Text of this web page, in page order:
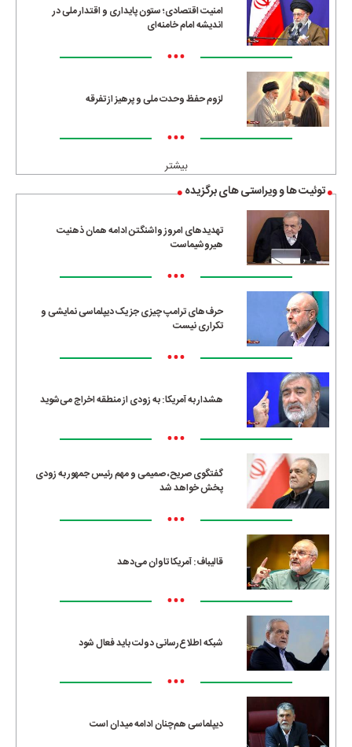
امنیت اقتصادی؛ ستون پایداری و اقتدار ملی در
اندیشه امام خامنه‌ای
•••
لزوم حفظ وحدت ملی و پرهیز از تفرقه
•••
بیشتر
توئیت ها و ویراستی های برگزیده
تهدیدهای امروز واشنگتن ادامه همان ذهنیت
هیروشیماست
•••
حرف‌های ترامپ چیزی جز یک دیپلماسی نمایشی و
تکراری نیست
•••
هشدار به آمریکا: به زودی از منطقه اخراج می‌شوید
•••
گفتگوی صریح، صمیمی و مهم رئیس جمهور به زودی
پخش خواهد شد
•••
قالیباف: آمریکا تاوان می‌دهد
•••
شبکه اطلاع‌رسانی دولت باید فعال شود
•••
دیپلماسی هم‌چنان ادامه میدان است